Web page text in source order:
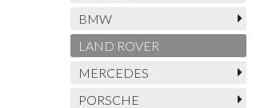
BMW
LAND ROVER
MERCEDES
PORSCHE